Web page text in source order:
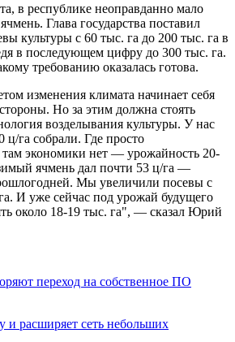
в республике неоправданно мало
Глава государства поставил
культуры с 60 тыс. га до 200 тыс. га в
в последующем цифру до 300 тыс. га.
требованию оказалась готова.
изменения климата начинает себя
Но за этим должна стоять
возделывания культуры. У нас
ц/га собрали. Где просто
там экономики нет — урожайность 20-
ячмень дал почти 53 ц/га —
Мы увеличили посевы с
И уже сейчас под урожай будущего
около 18-19 тыс. га", — сказал Юрий
переход на собственное ПО
и расширяет сеть небольших